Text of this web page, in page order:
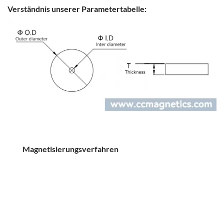
Verständnis unserer Parametertabelle:
Magnetisierungsverfahren